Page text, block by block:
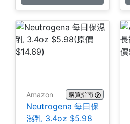
Amazon 購買指南
Neutrogena 每日保
濕乳 3.4oz $5.98